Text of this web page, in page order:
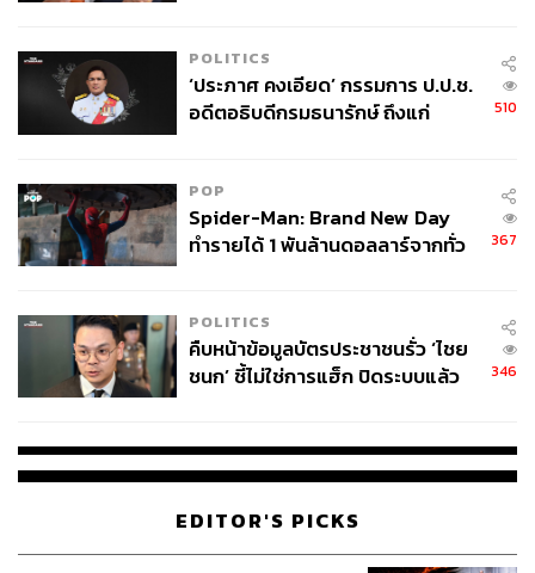
POLITICS
‘ประภาศ คงเอียด’ กรรมการ ป.ป.ช.
อดีตอธิบดีกรมธนารักษ์ ถึงแก่
510
POP
Spider-Man: Brand New Day
ทำรายได้ 1 พันล้านดอลลาร์จากทั่ว
367
POLITICS
คืบหน้าข้อมูลบัตรประชาชนรั่ว ‘ไชย
ชนก’ ชี้ไม่ใช่การแฮ็ก ปิดระบบแล้ว
346
EDITOR'S PICKS